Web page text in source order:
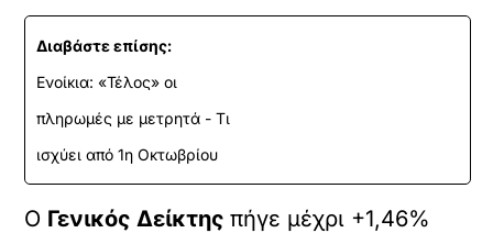
Διαβάστε επίσης:
Ενοίκια: «Τέλος» οι
πληρωμές με μετρητά - Τι
ισχύει από 1η Οκτωβρίου
Ο Γενικός Δείκτηςπήγε μέχρι +1,46%